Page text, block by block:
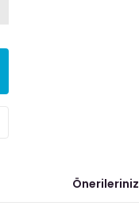
Önerileriniz